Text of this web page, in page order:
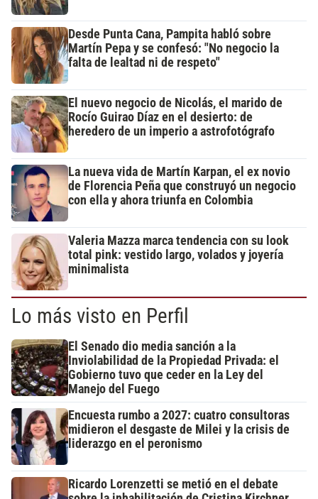
Desde Punta Cana, Pampita habló sobre
Martín Pepa y se confesó: "No negocio la
falta de lealtad ni de respeto"
El nuevo negocio de Nicolás, el marido de
Rocío Guirao Díaz en el desierto: de
heredero de un imperio a astrofotógrafo
La nueva vida de Martín Karpan, el ex novio
de Florencia Peña que construyó un negocio
con ella y ahora triunfa en Colombia
Valeria Mazza marca tendencia con su look
total pink: vestido largo, volados y joyería
minimalista
Lo más visto en Perfil
El Senado dio media sanción a la
Inviolabilidad de la Propiedad Privada: el
Gobierno tuvo que ceder en la Ley del
Manejo del Fuego
Encuesta rumbo a 2027: cuatro consultoras
midieron el desgaste de Milei y la crisis de
liderazgo en el peronismo
Ricardo Lorenzetti se metió en el debate